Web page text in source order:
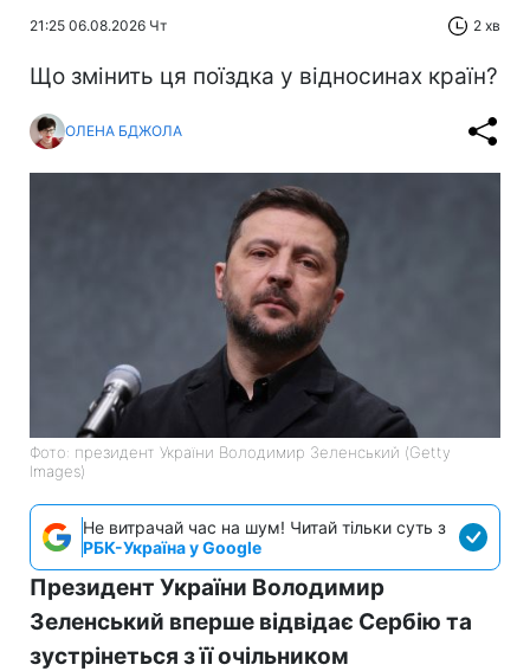
21:25 06.08.2026 Чт 2 хв
Що змінить ця поїздка у відносинах країн?
ОЛЕНА БДЖОЛА
Фото: президент України Володимир Зеленський (Getty
Images)
Не витрачай час на шум! Читай тільки суть з
РБК-Україна у Google
Президент України Володимир
Зеленський вперше відвідає Сербію та
зустрінеться з її очільником